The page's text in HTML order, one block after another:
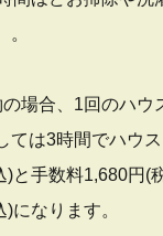
。
場合、1回のハウ
ては3時間でハウ
)と手数料1,680円(
になります。